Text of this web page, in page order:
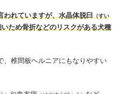
われていますが、水晶体脱臼（すい
ため骨折などのリスクがある犬種
、椎間板ヘルニアにもなりやすい